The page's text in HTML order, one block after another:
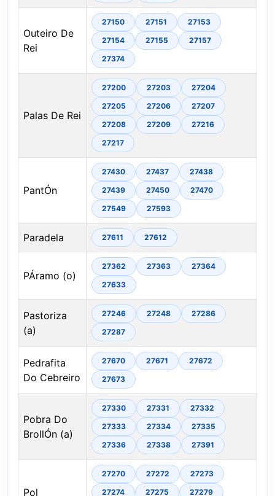
Outeiro De
Rei
27150 27151
27153
27154
27155
27157
27374
Palas De Rei
27200 27203
27204
27205
27206
27207
27208
27209
27216
27217
PantÓn
27430 27437
27438
27439
27450
27470
27549
27593
Paradela 27611 27612
PÁramo (o)
27362 27363
27364
27633
Pastoriza
(a)
27246 27248
27286
27287
Pedrafita
Do Cebreiro
27670 27671
27672
27673
Pobra Do
BrollÓn (a)
27330 27331
27332
27333
27334
27335
27336
27338 27391
Pol
27270 27272
27273
27274
27275 27279